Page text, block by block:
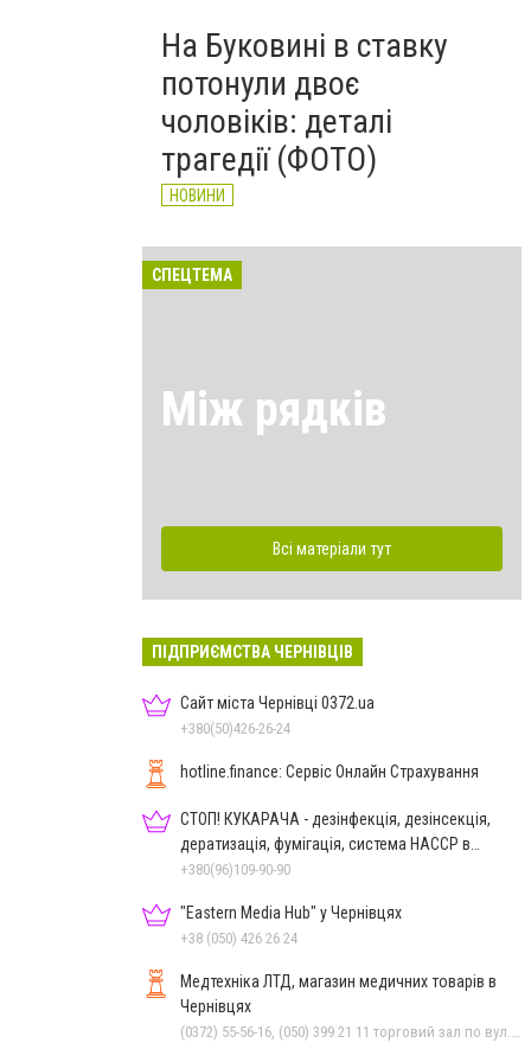
На Буковині в ставку
потонули двоє
чоловіків: деталі
трагедії (ФОТО)
НОВИНИ
СПЕЦТЕМА
Між рядків
Всі матеріали тут
ПІДПРИЄМСТВА ЧЕРНІВЦІВ
Сайт міста Чернівці 0372.ua
+380(50)426-26-24
hotline.finance: Сервіс Онлайн Страхування
СТОП! КУКАРАЧА - дезінфекція, дезінсекція,
дератизація, фумігація, система HACCP в
Чернівцях
+380(96)109-90-90
"Eastern Media Hub" у Чернівцях
+38 (050) 426 26 24
Медтехніка ЛТД, магазин медичних товарів в
Чернівцях